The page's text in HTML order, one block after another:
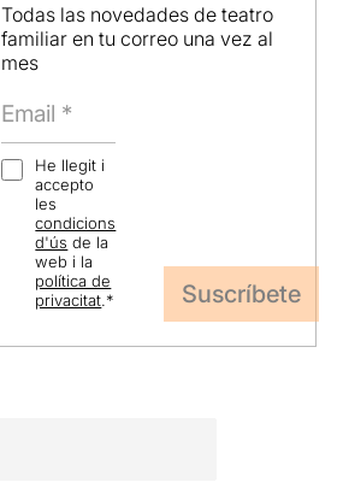
Todas las novedades de teatro
familiar en tu correo una vez al
mes
He llegit i
accepto
les
condicions
d'ús de la
web i la
política de
privacitat.*